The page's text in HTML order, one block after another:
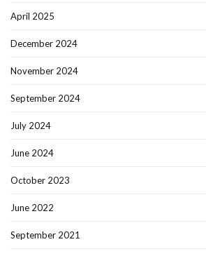
April 2025
December 2024
November 2024
September 2024
July 2024
June 2024
October 2023
June 2022
September 2021